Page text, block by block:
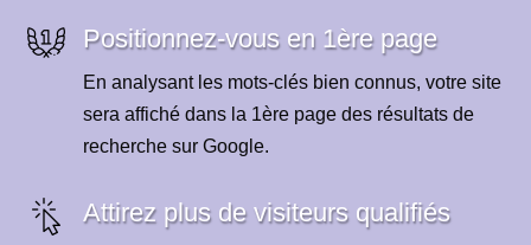
Positionnez-vous en 1ère page
En analysant les mots-clés bien connus, votre site
sera affiché dans la 1ère page des résultats de
recherche sur Google.
Attirez plus de visiteurs qualifiés